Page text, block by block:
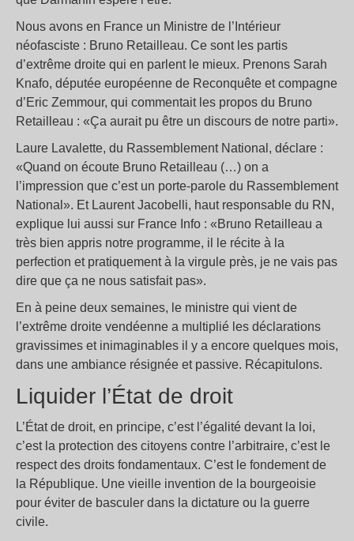
Nous avons en France un Ministre de l’Intérieur
néofasciste : Bruno Retailleau. Ce sont les partis
d’extrême droite qui en parlent le mieux. Prenons Sarah
Knafo, députée européenne de Reconquête et compagne
d’Eric Zemmour, qui commentait les propos du Bruno
Retailleau : «Ça aurait pu être un discours de notre parti».
Laure Lavalette, du Rassemblement National, déclare :
«Quand on écoute Bruno Retailleau (…) on a
l’impression que c’est un porte-parole du Rassemblement
National». Et Laurent Jacobelli, haut responsable du RN,
explique lui aussi sur France Info : «Bruno Retailleau a
très bien appris notre programme, il le récite à la
perfection et pratiquement à la virgule près, je ne vais pas
dire que ça ne nous satisfait pas».
En à peine deux semaines, le ministre qui vient de
l’extrême droite vendéenne a multiplié les déclarations
gravissimes et inimaginables il y a encore quelques mois,
dans une ambiance résignée et passive. Récapitulons.
Liquider l’État de droit
L’État de droit, en principe, c’est l’égalité devant la loi,
c’est la protection des citoyens contre l’arbitraire, c’est le
respect des droits fondamentaux. C’est le fondement de
la République. Une vieille invention de la bourgeoisie
pour éviter de basculer dans la dictature ou la guerre
civile.